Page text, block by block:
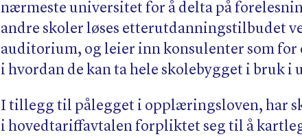
nærmeste universitet for å delta på
andre skoler løses etterutdanningstilbudet
auditorium, og leier inn konsulenter som for
i hvordan de kan ta hele skolebygget i bruk i
I tillegg til pålegget i opplæringsloven, har
i hovedtariffavtalen forpliktet seg til å